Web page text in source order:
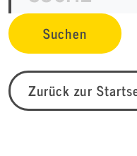
Zurück zur